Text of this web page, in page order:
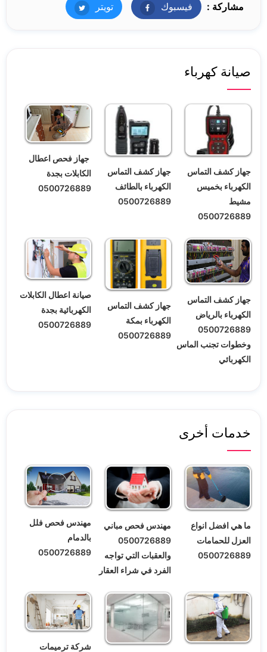
مشاركة : فيسبوك فيسبوكتويتر تويتر
صيانة كهرباء
جهاز كشف التماس
الكهرباء بخميس
مشيط
0500726889
جهاز كشف التماس
الكهرباء بالطائف
0500726889
جهاز فحص اعطال
الكابلات بجدة
0500726889
جهاز كشف التماس
الكهرباء بالرياض
0500726889
وخطوات تجنب الماس
الكهربائي
جهاز كشف التماس
الكهرباء بمكة
0500726889
صيانة اعطال الكابلات
الكهربائية بجدة
0500726889
خدمات أخرى
ما هي افضل انواع
العزل للحمامات
0500726889
مهندس فحص مباني
0500726889
والعقبات التي تواجه
الفرد في شراء العقار
مهندس فحص فلل
بالدمام
0500726889
شركة ترميمات